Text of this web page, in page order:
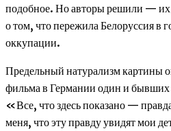
подобное. Но авторы решили — их
о том, что пережила Белоруссия в
оккупации.
Предельный натурализм картины
фильма в Германии один и бывших
«Все, что здесь показано —
меня, что эту правду увидят мои